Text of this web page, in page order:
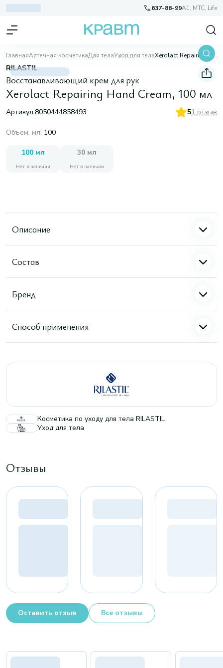
637-88-99A1, МТС, Life
ГлавнаяАптечная косметикаДля телаУход для тела Xerolact Repairing Hand Cream, 100 мл
RILASTIL
Восстанавливающий крем для рук
Xerolact Repairing Hand Cream, 100 мл
Артикул:8050444858493 51 отзыв
Объем, мл: 100
100 мл
Нет в наличии
30 мл
Нет в наличии
Описание
Состав
Бренд
Способ применения
Косметика по уходу для тела RILASTIL
Уход для тела
Отзывы
Оставить отзыв Все отзывы